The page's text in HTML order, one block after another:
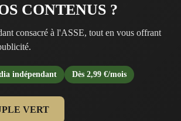
CONTENUS ?
consacré à l'ASSE, tout en vous offrant
indépendant Dès 2,99 €/mois
VERT